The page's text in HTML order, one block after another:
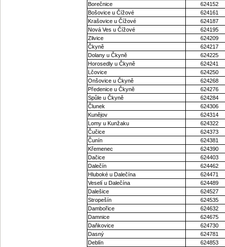
Borečnice
624152
Bošovice u Čížové
624161
Krašovice u Čížové
624187
Nová Ves u Čížové
624195
Zlivice
624209
Čkyně
624217
Dolany u Čkyně
624225
Horosedly u Čkyně
624241
Lčovice
624250
Onšovice u Čkyně
624268
Předenice u Čkyně
624276
Spůle u Čkyně
624284
Člunek
624306
Kunějov
624314
Lomy u Kunžaku
624322
Čučice
624373
Čunín
624381
Křemenec
624390
Dačice
624403
Dalečín
624462
Hluboké u Dalečína
624471
Veselí u Dalečína
624489
Dalešice
624527
Stropešín
624535
Dambořice
624632
Damnice
624675
Daňkovice
624730
Dasný
624781
Deblín
624853